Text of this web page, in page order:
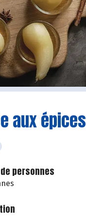
aux épices
personnes